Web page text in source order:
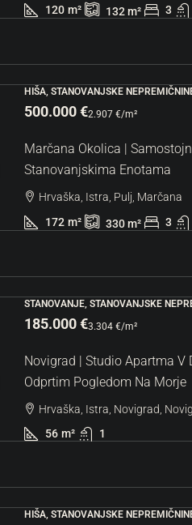
120 m² 132m² 3
HIŠA, STANOVANJSKE
500.000 €2.907 €/m²
Marčana Okolica |
Stanovanjskima Enotama
Hrvaška, Istra, Pulj, Marčana
172 m² 330m² 3
STANOVANJE, STANOVANJSKE
185.000 €3.304 €/m²
Novigrad | Studio Apartma V
Odprtim Pogledom Na Morje
Hrvaška, Istra, Novigrad,
56 m² 1
HIŠA, STANOVANJSKE